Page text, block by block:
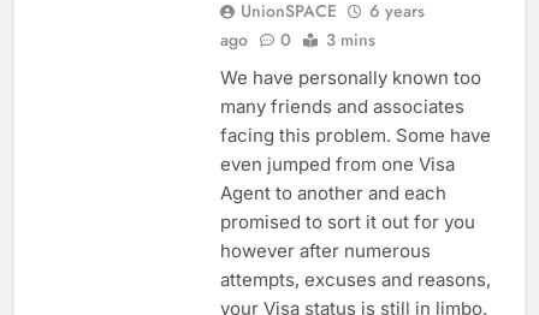
UnionSPACE
6 years
We have personally known too
many friends and associates
facing this problem. Some have
even jumped from one Visa
Agent to another and each
promised to sort it out for you
however after numerous
attempts, excuses and reasons,